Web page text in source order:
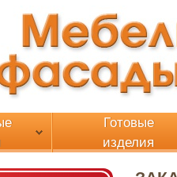
Готовые
изделия